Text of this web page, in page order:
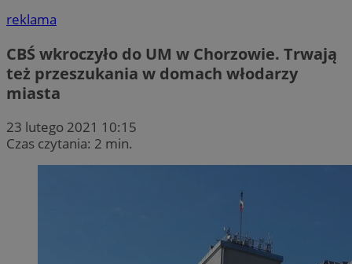
reklama
CBŚ wkroczyło do UM w Chorzowie. Trwają
też przeszukania w domach włodarzy
miasta
23 lutego 2021 10:15
Czas czytania: 2 min.